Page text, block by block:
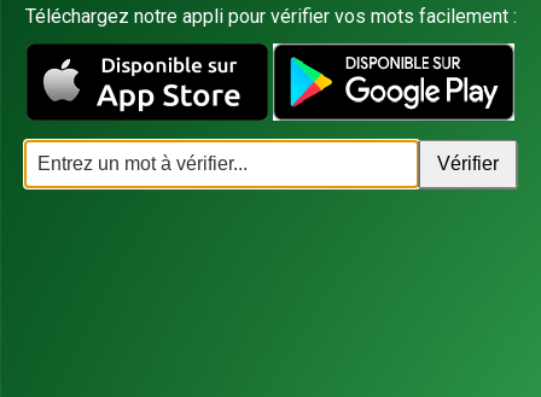
Téléchargez notre appli pour vérifier vos mots facilement :